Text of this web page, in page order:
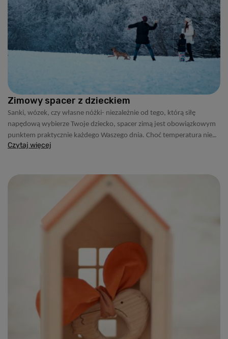
Zimowy spacer z dzieckiem
Sanki, wózek, czy własne nóżki- niezależnie od tego, którą siłę
napędową wybierze Twoje dziecko, spacer zimą jest obowiązkowym
punktem praktycznie każdego Waszego dnia. Choć temperatura nie
zachęca, to ruch na powietrzu jest jak najbardziej wskazany. Podczas
uda się na drzemkę. Przyjemne dla ucha skrzypienie śniegu, drzewa
mieniące się srebrną poświatą i biały puch zapraszający do wykonania
w nim orła czy ulepienia śnieżka. To mamy zapewnione. Pytanie, co ze
sobą zabrać, by zimowy spacer z dzieckiem zaliczyć do udanych?
Czytaj więcej